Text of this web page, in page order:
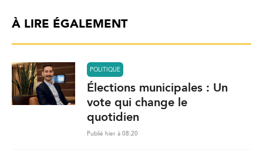
À LIRE ÉGALEMENT
POLITIQUE
Élections municipales : Un
vote qui change le
quotidien
Publié hier à 08:20